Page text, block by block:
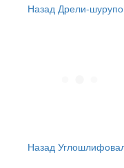
Назад Дрели-
Назад